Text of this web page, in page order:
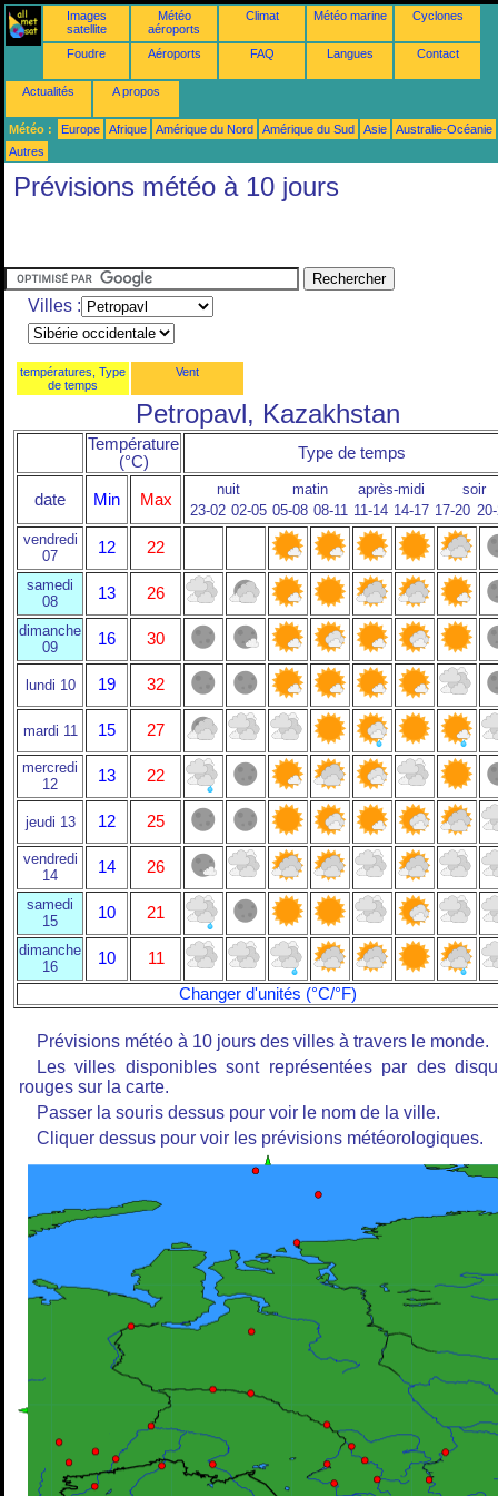
Images
satellite
Météo
aéroports
Climat Météo marine Cyclones
Foudre Aéroports FAQ Langues Contact
Actualités A propos
Météo : Europe Afrique Amérique du Nord Amérique du Sud Asie
Australie-Océanie
Autres
Prévisions météo à 10 jours
Villes :
températures, Type
de temps
Vent
Petropavl, Kazakhstan
Température
(°C)
Type de temps
date Min Max
nuit matin après-midi
soir
23-02 02-05 05-08 08-11 11-14 14-17 17-20
vendredi
07
12 22
samedi
08
13 26
dimanche
09
16 30
lundi 10 19 32
mardi 11 15 27
mercredi
12
13 22
jeudi 13 12 25
vendredi
14
14 26
samedi
15
10 21
dimanche
16
10
11
Changer d'unités (°C/°F)
Prévisions météo à 10 jours des villes à travers le monde.
Les villes disponibles sont représentées par des
rouges sur la carte.
Passer la souris dessus pour voir le nom de la ville.
Cliquer dessus pour voir les prévisions météorologiques.